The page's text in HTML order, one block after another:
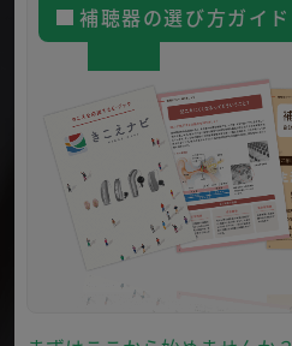
補聴器の選び方ガイド